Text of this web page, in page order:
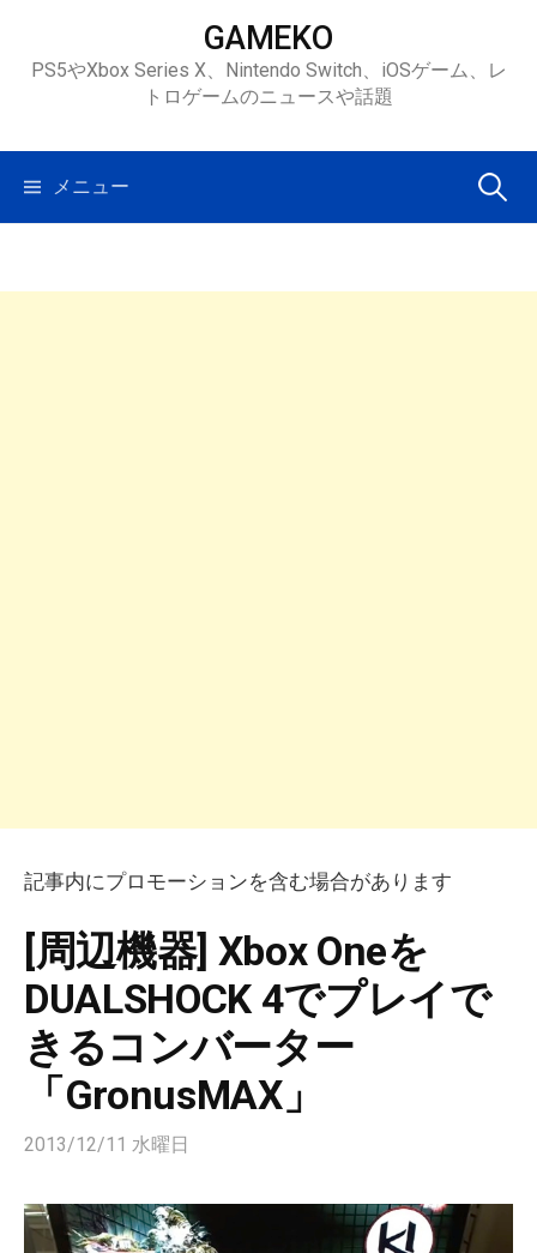
ツ
ス
GAMEKO
PS5やXbox Series X、Nintendo Switch、iOSゲーム、レ
トロゲームのニュースや話題
メニュー 検
記事内にプロモーションを含む場合があります
[周辺機器] Xbox Oneを
DUALSHOCK 4でプレイで
きるコンバーター
「GronusMAX」
2013/12/11 水曜日